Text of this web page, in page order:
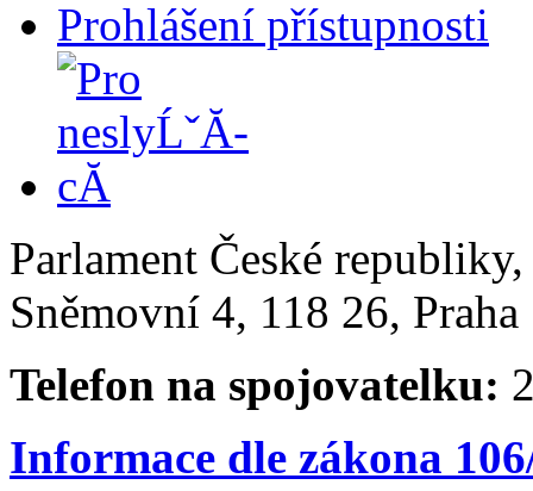
Prohlášení přístupnosti
Parlament České
Sněmovní 4, 118 26,
Telefon na spojovatelku:
Informace dle zákona